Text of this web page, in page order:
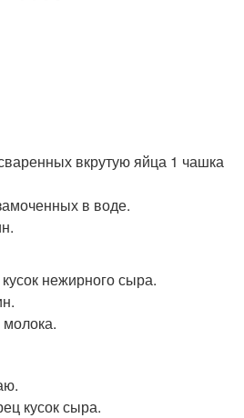
вкрутую яйца 1 чашка
в воде.
нежирного сыра.
кусок сыра.